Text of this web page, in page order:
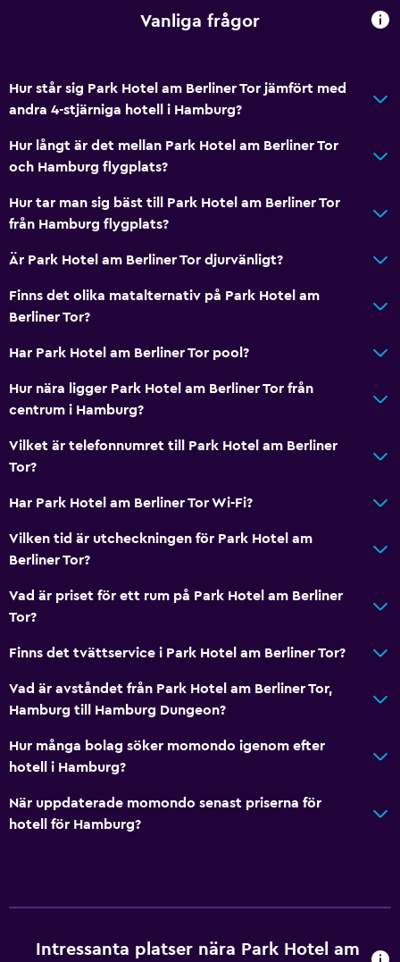
Vanliga frågor
Hur står sig Park Hotel am Berliner Tor jämfört med
andra 4-stjärniga hotell i Hamburg?
Hur långt är det mellan Park Hotel am Berliner Tor
och Hamburg flygplats?
Hur tar man sig bäst till Park Hotel am Berliner Tor
från Hamburg flygplats?
Är Park Hotel am Berliner Tor djurvänligt?
Finns det olika matalternativ på Park Hotel am
Berliner Tor?
Har Park Hotel am Berliner Tor pool?
Hur nära ligger Park Hotel am Berliner Tor från
centrum i Hamburg?
Vilket är telefonnumret till Park Hotel am Berliner
Tor?
Har Park Hotel am Berliner Tor Wi-Fi?
Vilken tid är utcheckningen för Park Hotel am
Berliner Tor?
Vad är priset för ett rum på Park Hotel am Berliner
Tor?
Finns det tvättservice i Park Hotel am Berliner Tor?
Vad är avståndet från Park Hotel am Berliner Tor,
Hamburg till Hamburg Dungeon?
Hur många bolag söker momondo igenom efter
hotell i Hamburg?
När uppdaterade momondo senast priserna för
hotell för Hamburg?
Intressanta platser nära Park Hotel am